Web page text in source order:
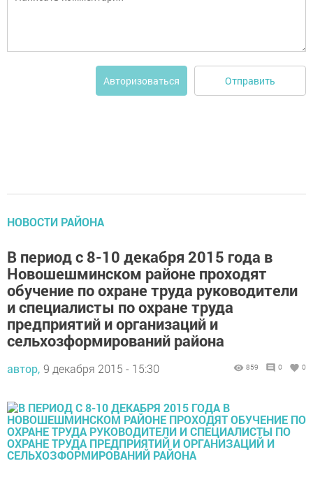
Авторизоваться Отправить
НОВОСТИ РАЙОНА
В период с 8-10 декабря 2015 года в
Новошешминском районе проходят
обучение по охране труда руководители
и специалисты по охране труда
предприятий и организаций и
сельхозформирований района
автор, 9 декабря 2015 - 15:30 859 0 0